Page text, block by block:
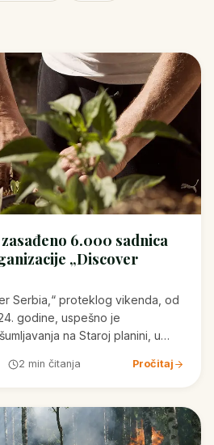
6.000 sadnica
„Discover
Serbia,“ proteklog vikenda, od
godine, uspešno je
na Staroj planini, u…
2 min čitanja Pročitaj